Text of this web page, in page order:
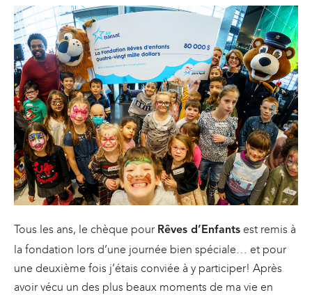
Tous les ans, le chèque pour Rêves d’Enfants est remis à
la fondation lors d’une journée bien spéciale… et pour
une deuxième fois j’étais conviée à y participer! Après
avoir vécu un des plus beaux moments de ma vie en